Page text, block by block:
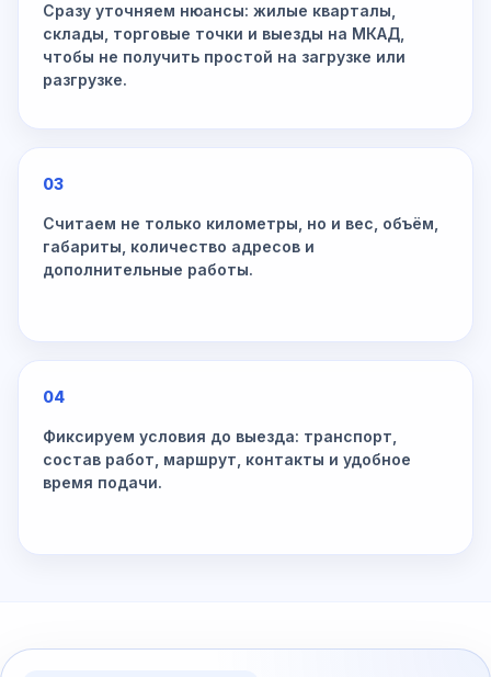
Сразу уточняем нюансы: жилые кварталы,
склады, торговые точки и выезды на МКАД,
чтобы не получить простой на загрузке или
разгрузке.
03
Считаем не только километры, но и вес, объём,
габариты, количество адресов и
дополнительные работы.
04
Фиксируем условия до выезда: транспорт,
состав работ, маршрут, контакты и удобное
время подачи.